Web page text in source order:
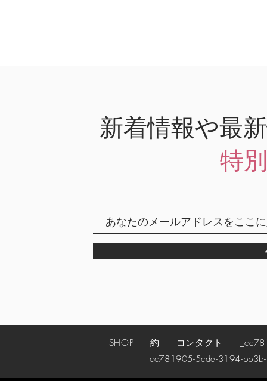
新着情報や最
特
SHOP 約 コンタクト
_cc781905-5cde-3194-